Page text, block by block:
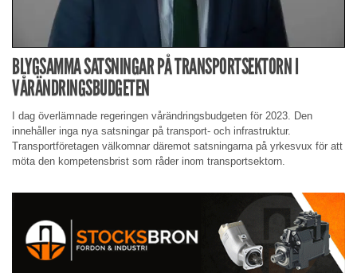
BLYGSAMMA SATSNINGAR PÅ TRANSPORTSEKTORN I
VÅRÄNDRINGSBUDGETEN
I dag överlämnade regeringen vårändringsbudgeten för 2023. Den
innehåller inga nya satsningar på transport- och infrastruktur.
Transportföretagen välkomnar däremot satsningarna på yrkesvux för att
möta den kompetensbrist som råder inom transportsektorn.